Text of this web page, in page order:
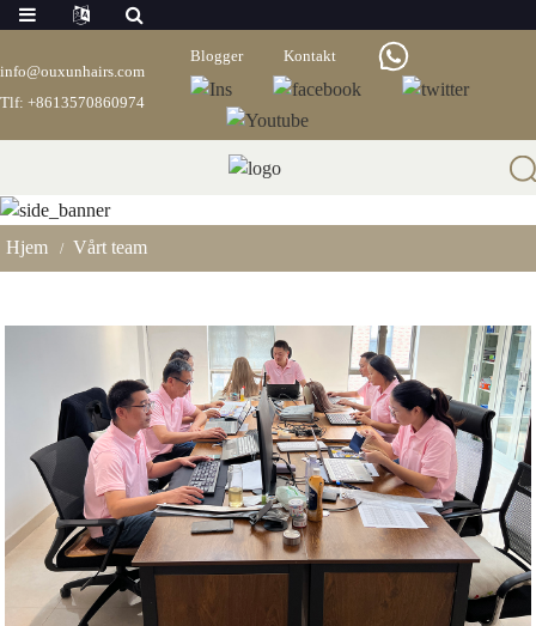
info@ouxunhairs.com
Tlf: +8613570860974
Blogger Kontakt
Vårt Team
Hjem Vårt team